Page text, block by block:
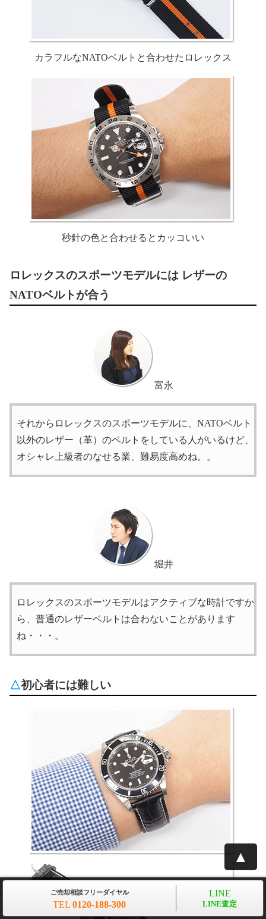
ご売却相談フリーダイヤル
TEL0120-188-300
LINE
LINE査定
カラフルなNATOベルトと合わせたロレックス
秒針の色と合わせると カッコいい
ロレックスのスポーツモデルには レザーの
NATOベルトが合う
富永
それからロレックスのスポーツモデルに、NATOベルト
以外のレザー（革）のベルトをしている人がいるけど、
オシャレ上級者のなせる業、難易度高めね。。
堀井
ロレックスのスポーツモデルはアクティブな時計ですか
ら、普通のレザーベルトは合わないことがあります
ね・・・。
△初心者には難しい
▲